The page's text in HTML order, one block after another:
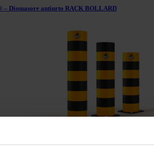
– Dissuasore antiurto RACK BOLLARD